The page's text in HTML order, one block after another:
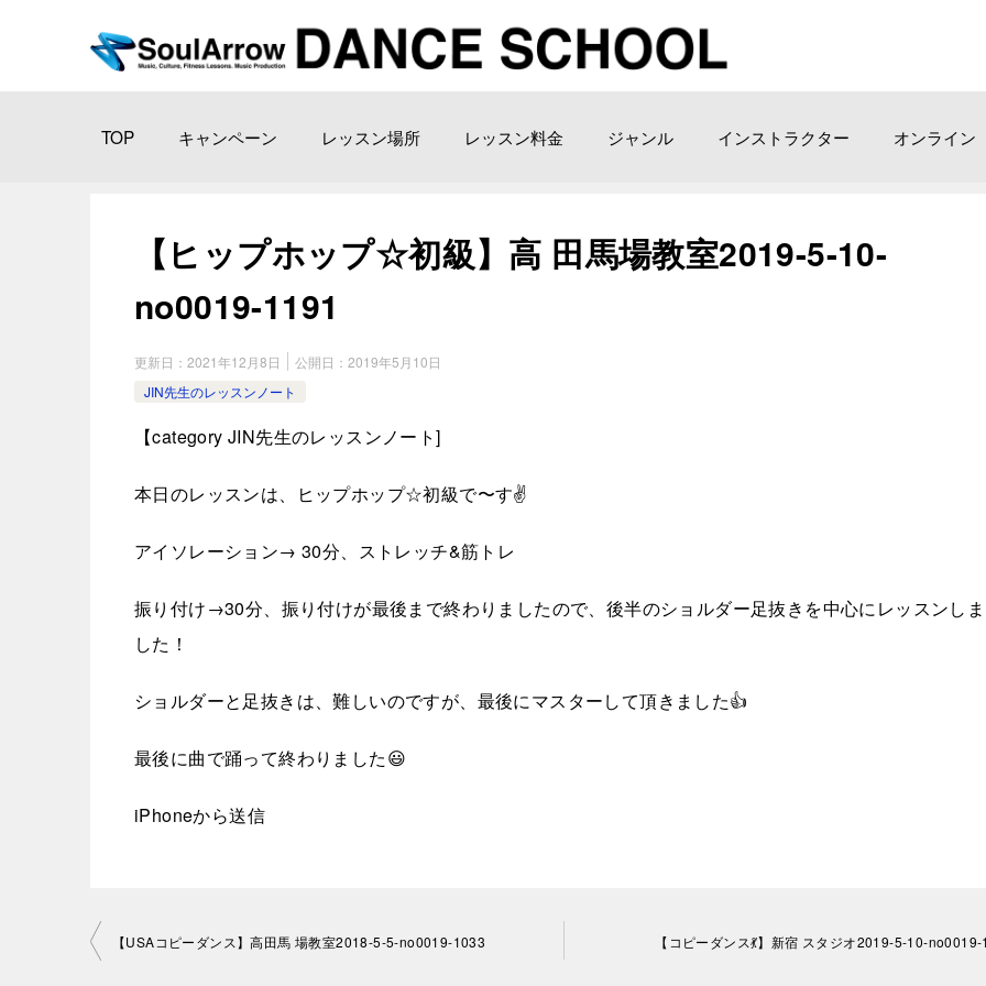
TOP キャンペーン レッスン場所 レッスン料金 ジャンル インストラクター オンライン
【ヒップホップ☆初級】高 田馬場教室2019-5-10-
no0019-1191
更新日： 2021年12月8日 公開日： 2019年5月10日
JIN先生のレッスンノート
【category JIN先生のレッスンノート] ​
本日のレッスンは、ヒップホップ☆初級で〜す✌️
アイソレーション→ 30分、ストレッチ&筋トレ
振り付け→30分、振り付けが最後まで終わりましたので、後半のショルダー足抜きを中心にレッスンしま
した！
ショルダーと足抜きは、難しいのですが、最後にマスターして頂きました👍
最後に曲で踊って終わりました😃
iPhoneから送信
投
【USAコピーダンス】高田馬 場教室2018-5-5-no0019-1033 【コピーダンス💃】新宿 スタジオ2019-5-10-